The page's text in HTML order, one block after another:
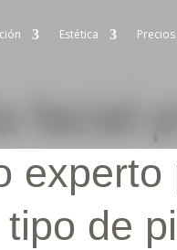
Estética Precios
facial
experto
tipo de